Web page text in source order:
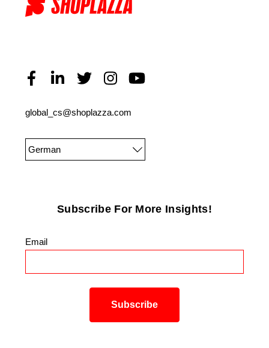
global_cs@shoplazza.com
German
Subscribe For More Insights!
Email